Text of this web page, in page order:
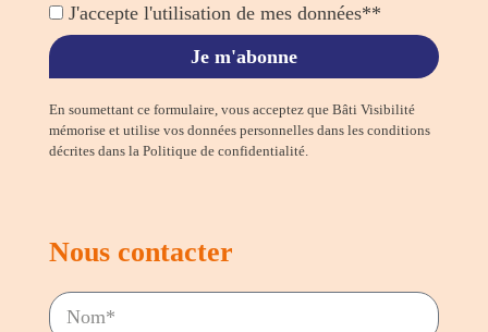
J'accepte l'utilisation de mes données**
Je m'abonne
En soumettant ce formulaire, vous acceptez que Bâti Visibilité
mémorise et utilise vos données personnelles dans les conditions
décrites dans la Politique de confidentialité.
Nous contacter